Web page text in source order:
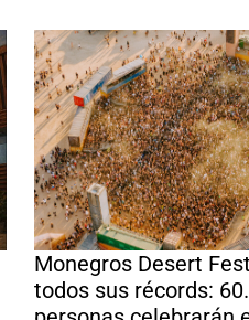
Monegros Desert
todos sus récords: